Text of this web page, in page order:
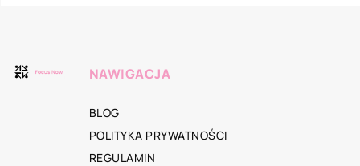
NAWIGACJA
BLOG
POLITYKA PRYWATNOŚCI
REGULAMIN